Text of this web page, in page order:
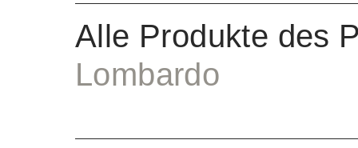
Alle Produkte des
Lombardo